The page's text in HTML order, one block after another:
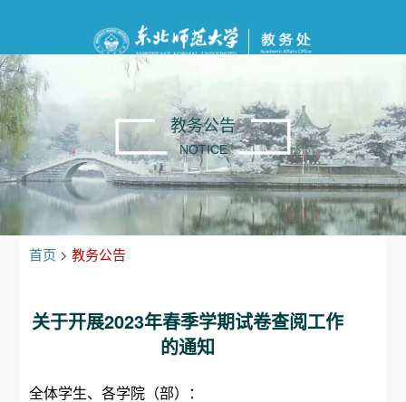
教务公告
NOTICE
首页 > 教务公告
关于开展2023年春季学期试卷查阅工作
的通知
全体学生、各学院（部）：